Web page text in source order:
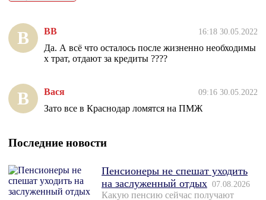
В ВВ 16:18 30.05.2022
Да. А всё что осталось после жизненно необходимы
х трат, отдают за кредиты ????
В Вася 09:16 30.05.2022
Зато все в Краснодар ломятся на ПМЖ
Последние новости
Пенсионеры не спешат уходить
на заслуженный отдых 07.08.2026
Какую пенсию сейчас получают